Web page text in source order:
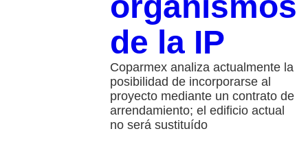
de la IP
Coparmex analiza actualmente la
posibilidad de incorporarse al
proyecto mediante un contrato de
arrendamiento; el edificio actual
no será sustituído